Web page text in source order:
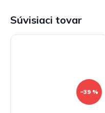
Súvisiaci tovar
–39 %